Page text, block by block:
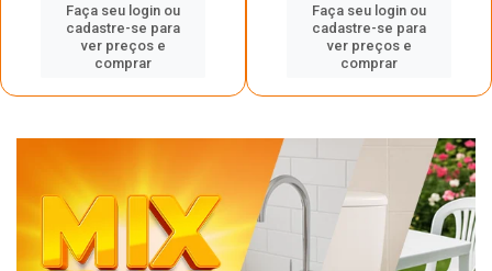
Faça seu login ou
cadastre-se para
ver preços e
comprar
Faça seu login ou
cadastre-se para
ver preços e
comprar